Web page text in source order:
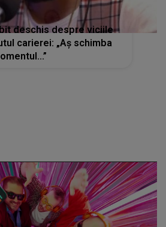
deschis despre viciile
carierei: „Aș schimba